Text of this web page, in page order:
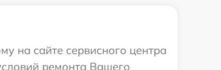
на сайте сервисного центра
ремонта Вашего